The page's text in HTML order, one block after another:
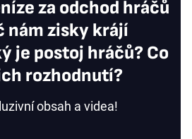
za odchod hráčů
nám zisky krájí
je postoj hráčů? Co
rozhodnutí?
obsah a videa!